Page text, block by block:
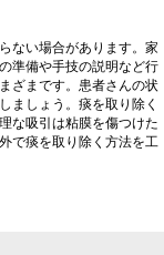
ない場合があります。家
準備や手技の説明など行
ざまです。患者さんの状
ましょう。痰を取り除く
な吸引は粘膜を傷つけた
で痰を取り除く方法を工